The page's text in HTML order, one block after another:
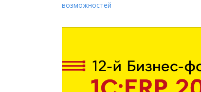
возможностей